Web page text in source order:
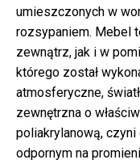
umieszczonych w
rozsypaniem. Mebel
zewnątrz, jak i w
którego został
atmosferyczne,
zewnętrzna o
poliakrylanową,
odpornym na